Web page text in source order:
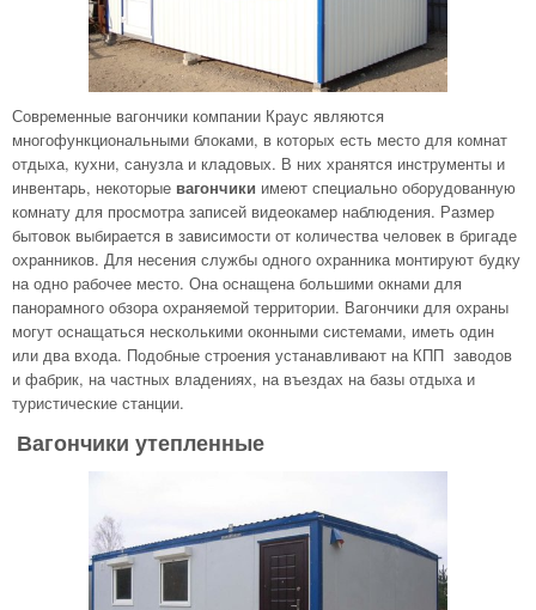
Современные вагончики компании Краус являются
многофункциональными блоками, в которых есть место для комнат
отдыха, кухни, санузла и кладовых. В них хранятся инструменты и
инвентарь, некоторые вагончики имеют специально оборудованную
комнату для просмотра записей видеокамер наблюдения. Размер
бытовок выбирается в зависимости от количества человек в бригаде
охранников. Для несения службы одного охранника монтируют будку
на одно рабочее место. Она оснащена большими окнами для
панорамного обзора охраняемой территории. Вагончики для охраны
могут оснащаться несколькими оконными системами, иметь один
или два входа. Подобные строения устанавливают на КПП заводов
и фабрик, на частных владениях, на въездах на базы отдыха и
туристические станции.
Вагончики утепленные